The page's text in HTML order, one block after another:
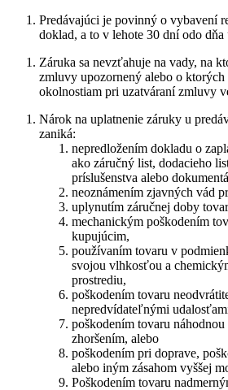
Predávajúci je povinný o vybavení
doklad, a to v lehote 30 dní odo dňa
Záruka sa nevzťahuje na vady, na
zmluvy upozornený alebo o
okolnostiam pri uzatváraní zmluvy
Nárok na uplatnenie záruky u
zaniká:
nepredložením dokladu o
ako záručný list, dodacieho
príslušenstva alebo
neoznámením zjavných vád
uplynutím záručnej doby
mechanickým poškodením
kupujúcim,
používaním tovaru v
svojou vlhkosťou a
prostrediu,
poškodením tovaru
nepredvídateľnými
poškodením tovaru
zhoršením, alebo
poškodením pri doprave,
alebo iným zásahom vyššej
Poškodením tovaru